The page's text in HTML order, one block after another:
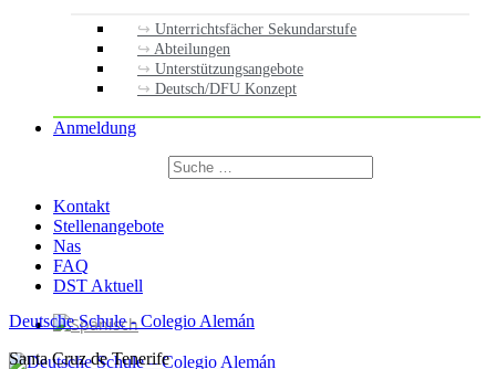
Unterrichtsfächer Sekundarstufe
Abteilungen
Unterstützungsangebote
Deutsch/DFU Konzept
Anmeldung
Suchen
nach:
Kontakt
Stellenangebote
Nas
FAQ
DST Aktuell
Deutsche Schule - Colegio Alemán
Santa Cruz de Tenerife